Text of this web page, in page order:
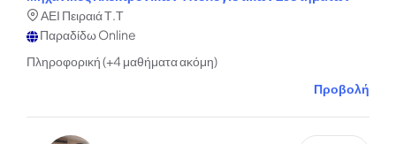
ΑΕΙ Πειραιά Τ.Τ
Παραδίδω Online
Πληροφορική (+4 μαθήματα ακόμη)
Προβολή